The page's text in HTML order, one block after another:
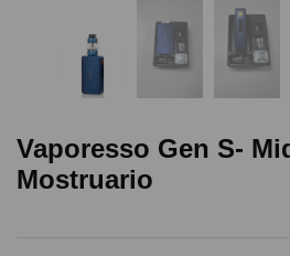
Vaporesso Gen S-
Mostruario